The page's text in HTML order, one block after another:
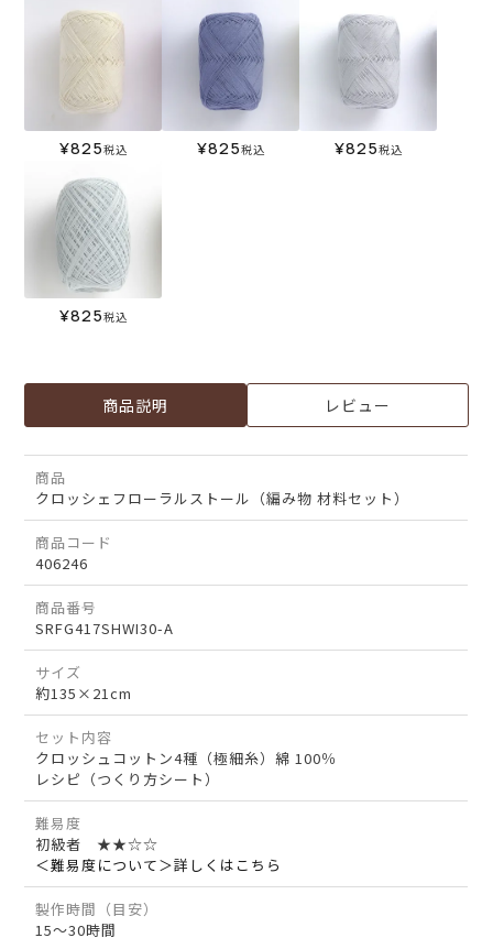
¥825税込 ¥825税込 ¥825税込
¥825税込
商品説明 レビュー
商品
クロッシェフローラルストール（編み物 材料セット）
商品コード
406246
商品番号
SRFG417SHWI30-A
サイズ
約135×21cm
セット内容
クロッシュコットン4種（極細糸）綿 100％
レシピ（つくり方シート）
難易度
初級者 ★★☆☆
＜難易度について＞詳しくはこちら
製作時間（目安）
15～30時間